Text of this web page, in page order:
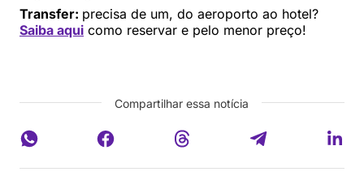
Transfer: precisa de um, do aeroporto ao hotel?
Saiba aqui como reservar e pelo menor preço!
Compartilhar essa notícia